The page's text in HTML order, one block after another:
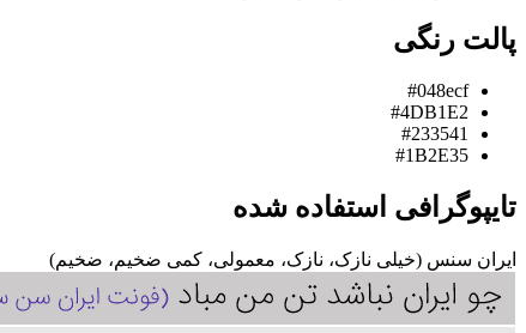
پالت رنگی
#048ecf
#4DB1E2
#233541
#1B2E35
تایپوگرافی استفاده شده
ایران سنس (خیلی نازک، نازک، معمولی، کمی ضخیم، ضخیم)